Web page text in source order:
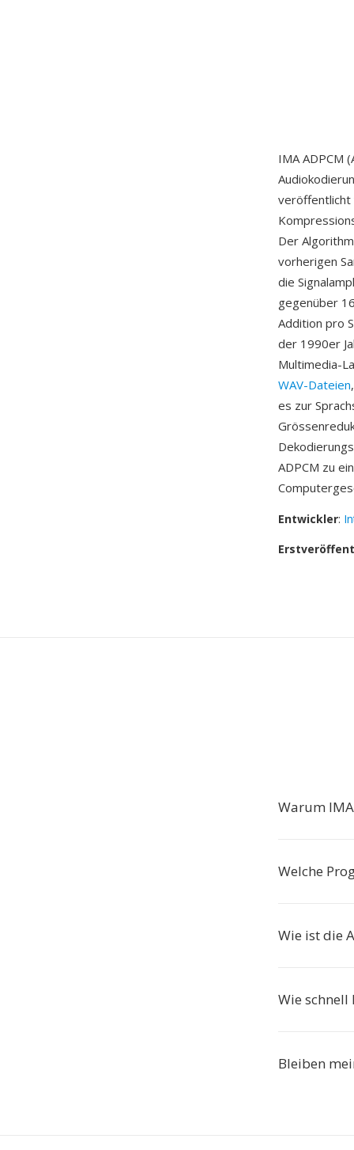
IMA ADPCM
veröffentlicht
Der
vorherigen
die
gegenüber
Addition pro
der 1990er
Multimedia-
WAV-Dateien
es zur
ADPCM zu
Entwickler:
Warum
Welche
Wie ist die
Wie
Bleiben